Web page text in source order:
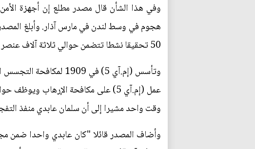
50 تحقيقا نشطا تتضمن حوالي ثلاثة آلاف عنصر موضع اهتمام في وقت واحد".
وتأسس (إم.آي 5) في
عمل (إم.آي 5) على مكافحة الإرهاب
وقت واحد مشيرا إلى أن سلمان عابدي منفذ
وأضاف المصدر قائلا "كان عابدي واحدا ضمن